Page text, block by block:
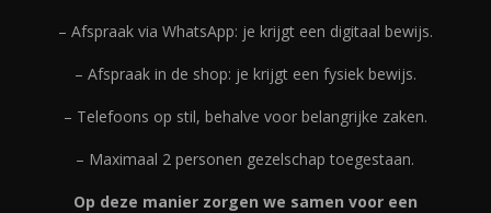
– Afspraak via WhatsApp: je krijgt een digitaal bewijs.
– Afspraak in de shop: je krijgt een fysiek bewijs.
– Telefoons op stil, behalve voor belangrijke zaken.
– Maximaal 2 personen gezelschap toegestaan.
Op deze manier zorgen we samen voor een